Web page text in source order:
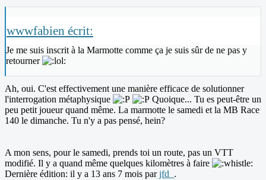
wwwfabien écrit:
Je me suis inscrit à la Marmotte comme ça je suis sûr de ne pas y
retourner
Ah, oui. C'est effectivement une manière efficace de solutionner
l'interrogation métaphysique
Quoique... Tu es peut-être un
peu petit joueur quand même. La marmotte le samedi et la MB Race
140 le dimanche. Tu n'y a pas pensé, hein?
A mon sens, pour le samedi, prends toi un route, pas un VTT
modifié. Il y a quand même quelques kilomètres à faire
Dernière édition: il y a 13 ans 7 mois parjfd_ .